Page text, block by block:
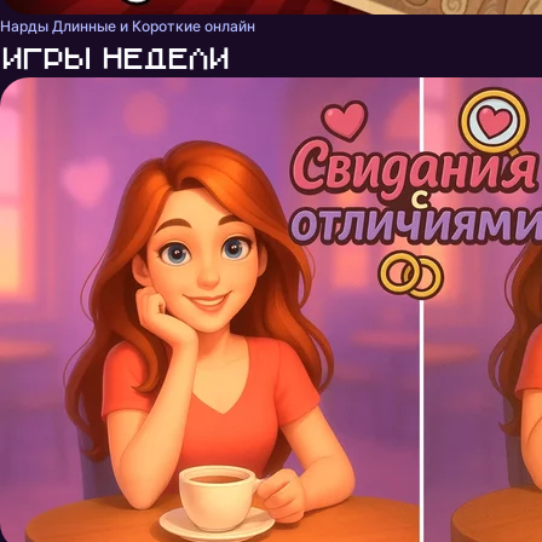
Нарды Длинные и Короткие онлайн
Игры недели